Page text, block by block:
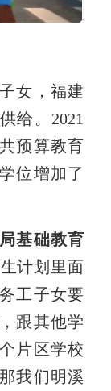
女，福建
给。2021
预算教育
位增加了
基础教育
计划里面
工子女要
跟其他学
片区学校
我们明溪